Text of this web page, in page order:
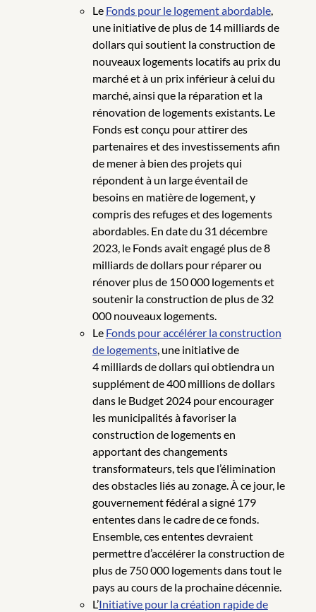
Le Fonds pour le logement abordable,
une initiative de plus de 14 milliards de
dollars qui soutient la construction de
nouveaux logements locatifs au prix du
marché et à un prix inférieur à celui du
marché, ainsi que la réparation et la
rénovation de logements existants. Le
Fonds est conçu pour attirer des
partenaires et des investissements afin
de mener à bien des projets qui
répondent à un large éventail de
besoins en matière de logement, y
compris des refuges et des logements
abordables. En date du 31 décembre
2023, le Fonds avait engagé plus de 8
milliards de dollars pour réparer ou
rénover plus de 150 000 logements et
soutenir la construction de plus de 32
000 nouveaux logements.
Le Fonds pour accélérer la construction
de logements, une initiative de
4 milliards de dollars qui obtiendra un
supplément de 400 millions de dollars
dans le Budget 2024 pour encourager
les municipalités à favoriser la
construction de logements en
apportant des changements
transformateurs, tels que l’élimination
des obstacles liés au zonage. À ce jour, le
gouvernement fédéral a signé 179
ententes dans le cadre de ce fonds.
Ensemble, ces ententes devraient
permettre d’accélérer la construction de
plus de 750 000 logements dans tout le
pays au cours de la prochaine décennie.
L’Initiative pour la création rapide de